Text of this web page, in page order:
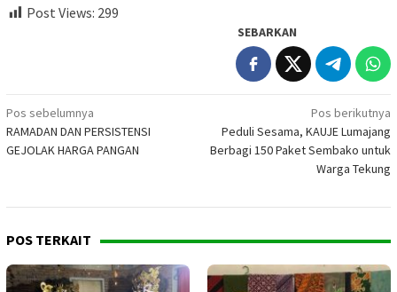
Post Views: 299
SEBARKAN
Navigasi
pos
Pos sebelumnya
RAMADAN DAN PERSISTENSI
GEJOLAK HARGA PANGAN
Pos berikutnya
Peduli Sesama, KAUJE Lumajang
Berbagi 150 Paket Sembako untuk
Warga Tekung
POS TERKAIT